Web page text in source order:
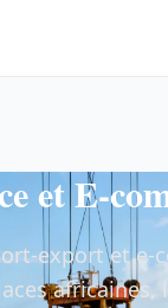
et E-
export et e-